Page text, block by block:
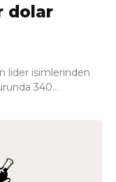
dolar
lider isimlerinden
340...